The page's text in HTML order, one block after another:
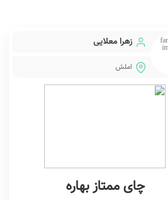
زهرا معلایی
املش
چای ممتاز بهاره